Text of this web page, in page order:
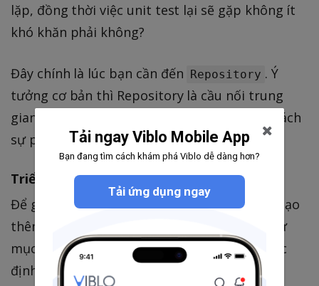
lặp, đồng thời việc unit test lại sẽ gặp không ít
khó khăn phải không?
Đây chính là lúc bạn cần đến Repository . Ý
tưởng cơ bản thì Repository là cầu nối trung
gian giữa Models và Controllers, đồng thời tách
sự phụ thuộc của Controller vào Model.
Triển khai Repository cơ bản
Để giải quyết vấn đề nêu trên, chúng ta cần tạo
thêm một thư mục
trong thư
mục
app (Sở dĩ phải tạo thêm vì Laravel mặc
định không có thư mục này), đồng thời triển
Tải ngay Viblo Mobile App
Bạn đang tìm cách khám phá Viblo dễ dàng hơn?
Tải ứng dụng ngay